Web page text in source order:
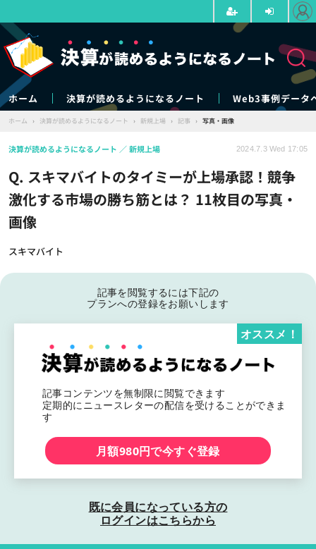
ホーム 決算が読めるようになるノート Web3事例データ
ホーム › 決算が読めるようになるノート › 新規上場 › 記事 › 写真・画像
Q. スキマバイトのタイミーが上場承認！競争
激化する市場の勝ち筋とは？ 11枚目の写真・
画像
スキマバイト
決算が読めるようになるノート 新規上場 2024.7.3 Wed 17:05
記事を閲覧するには下記の
プランへの登録をお願いします
記事コンテンツを無制限に閲覧できます
定期的にニュースレターの配信を受けることができま
す
オススメ！
月額980円で今すぐ登録
既に会員になっている方の
ログインはこちらから